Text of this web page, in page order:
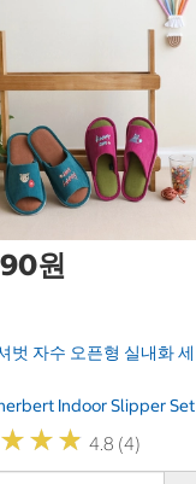
원
벗 자수 오픈형 실내화 세
Indoor Slipper Set
★★★
★★★ 4.8 (4)